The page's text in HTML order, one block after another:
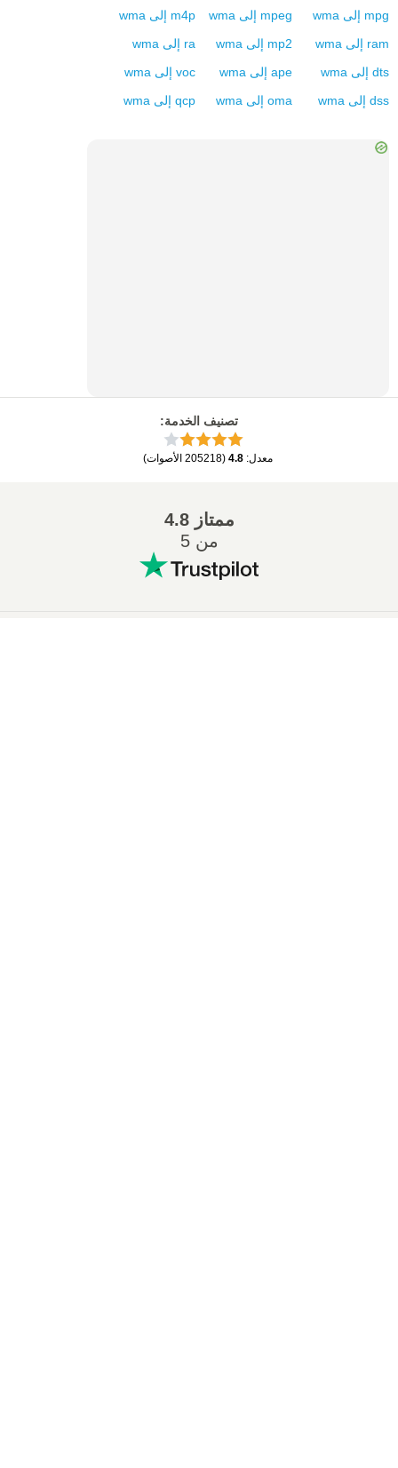
mpg إلى wma
mpeg إلى wma
m4p إلى wma
ram إلى wma
mp2 إلى wma
ra إلى wma
dts إلى wma
ape إلى wma
voc إلى wma
dss إلى wma
oma إلى wma
qcp إلى wma
تصنيف الخدمة:
معدل:
4.8
(
205218 الأصوات)
ممتاز 4.8
من 5